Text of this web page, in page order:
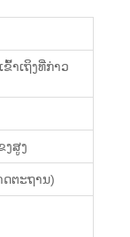
າເຖິງທີ່ກ່າວ
ງສູງ
ດຕະຖານ)